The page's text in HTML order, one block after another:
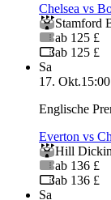
Chelsea vs
Stamford
ab 125 £
ab 125 £
Sa
17. Okt.15:00
Englische
Everton vs
Hill
ab 136 £
ab 136 £
Sa